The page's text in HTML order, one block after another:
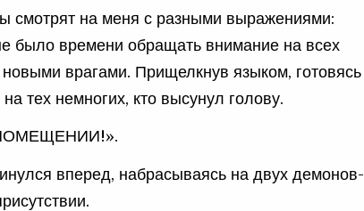
смотрят на меня с разными выражениями:
было времени обращать внимание на всех
новыми врагами. Прищелкнув языком, готовясь
тех немногих, кто высунул голову.
вперед, набрасываясь на двух демонов-